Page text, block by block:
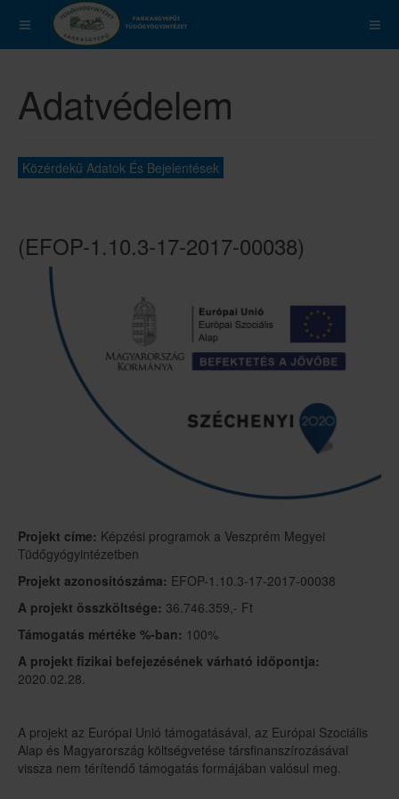
Adatvédelem
Közérdekű Adatok És Bejelentések
(EFOP-1.10.3-17-2017-00038)
Projekt címe: Képzési programok a Veszprém Megyei
Tüdőgyógyintézetben
Projekt azonosítószáma: EFOP-1.10.3-17-2017-00038
A projekt összköltsége: 36.746.359,- Ft
Támogatás mértéke %-ban: 100%
A projekt fizikai befejezésének várható időpontja:
2020.02.28.
A projekt az Európai Unió támogatásával, az Európai Szociális
Alap és Magyarország költségvetése társfinanszírozásával
vissza nem térítendő támogatás formájában valósul meg.